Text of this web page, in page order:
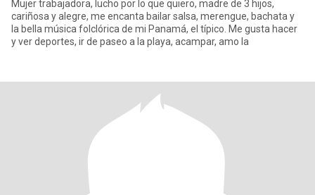
Mujer trabajadora, lucho por lo que quiero, madre de 3 hijos,
cariñosa y alegre, me encanta bailar salsa, merengue, bachata y
la bella música folclórica de mi Panamá, el típico. Me gusta hacer
y ver deportes, ir de paseo a la playa, acampar, amo la